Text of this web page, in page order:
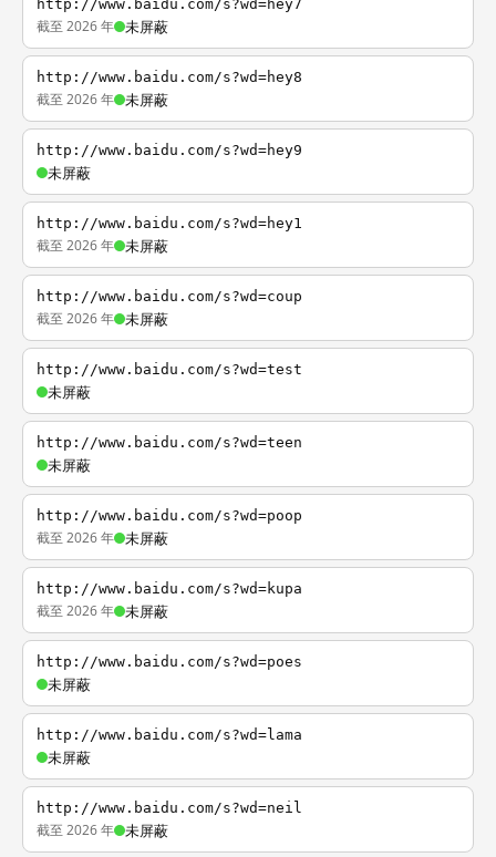
http://www.baidu.com/s?wd=hey7
截至 2026 年 未屏蔽
http://www.baidu.com/s?wd=hey8
截至 2026 年 未屏蔽
http://www.baidu.com/s?wd=hey9
未屏蔽
http://www.baidu.com/s?wd=hey1
截至 2026 年 未屏蔽
http://www.baidu.com/s?wd=coup
截至 2026 年 未屏蔽
http://www.baidu.com/s?wd=test
未屏蔽
http://www.baidu.com/s?wd=teen
未屏蔽
http://www.baidu.com/s?wd=poop
截至 2026 年 未屏蔽
http://www.baidu.com/s?wd=kupa
截至 2026 年 未屏蔽
http://www.baidu.com/s?wd=poes
未屏蔽
http://www.baidu.com/s?wd=lama
未屏蔽
http://www.baidu.com/s?wd=neil
截至 2026 年 未屏蔽